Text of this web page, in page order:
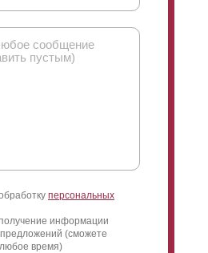
то видно будет только
с внутренней стороны
направлен на нижнюю
с участка можно
персональных
информации
(сможете
любое время)